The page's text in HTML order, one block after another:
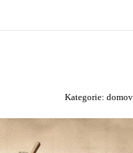
Kategorie: domov